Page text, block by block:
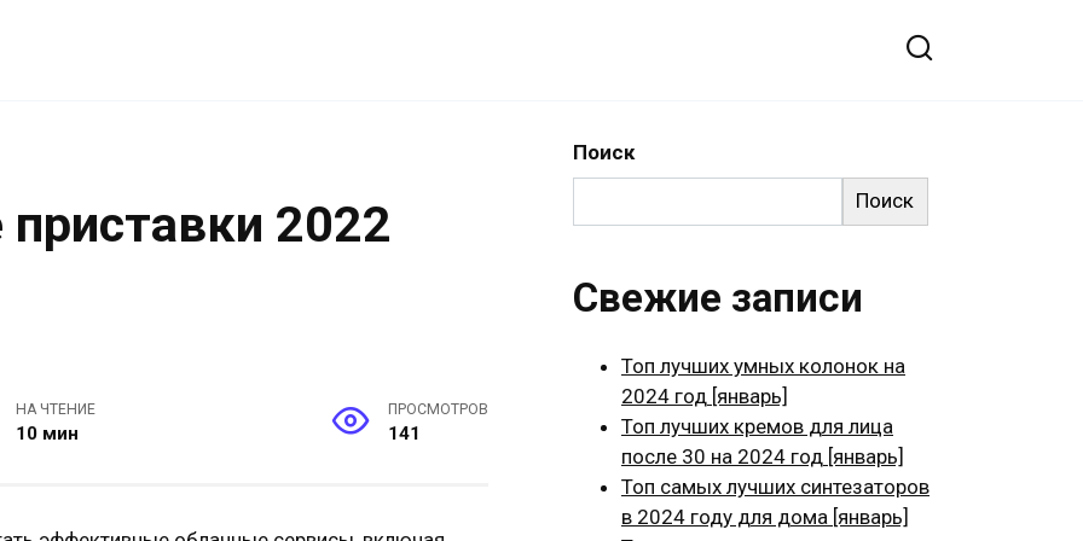
2022
НА ЧТЕНИЕ
10 мин
ПРОСМОТРОВ
141
Поиск
Поиск
Свежие записи
Топ лучших умных колонок на
2024 год [январь]
Топ лучших кремов для лица
после 30 на 2024 год [январь]
Топ самых лучших синтезаторов
в 2024 году для дома [январь]